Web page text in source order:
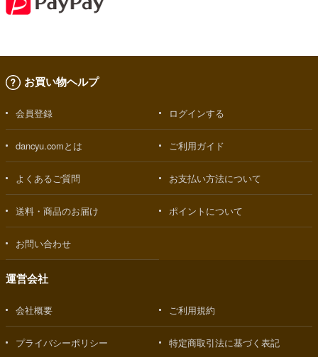
お買い物ヘルプ
会員登録 ログインする
dancyu.comとは ご利用ガイド
よくあるご質問 お支払い方法について
送料・商品のお届け ポイントについて
お問い合わせ
運営会社
会社概要 ご利用規約
プライバシーポリシー 特定商取引法に基づく表記